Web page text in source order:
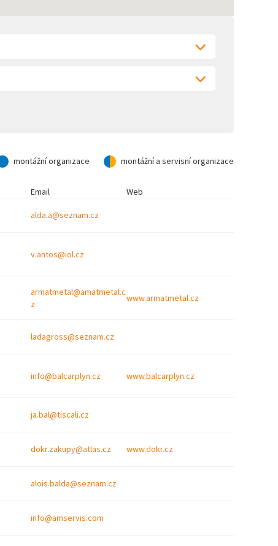
montážní organizace montážní a servisní organizace
Email Web
alda.a@seznam.cz
v.antos@iol.cz
armatmetal@amatmetal.c
z
www.armatmetal.cz
ladagross@seznam.cz
info@balcarplyn.cz www.balcarplyn.cz
ja.bal@tiscali.cz
dokr.zakupy@atlas.cz www.dokr.cz
alois.balda@seznam.cz
info@amservis.com